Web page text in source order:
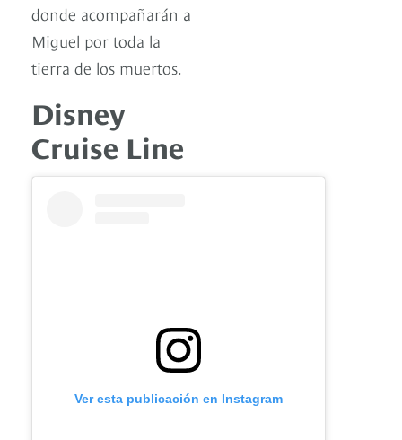
donde acompañarán a
Miguel por toda la
tierra de los muertos.
Disney
Cruise Line
Ver esta publicación en Instagram